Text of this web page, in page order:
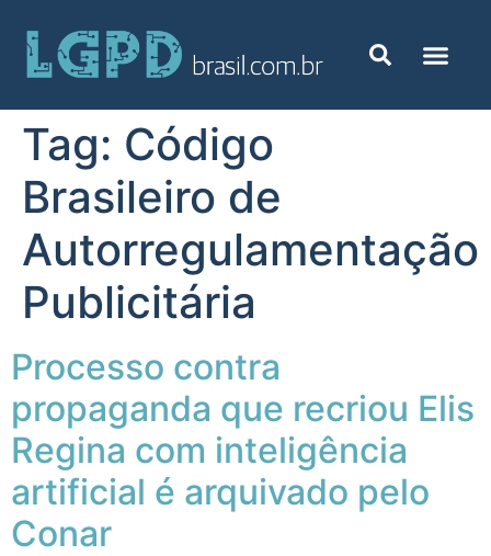
Tag: Código
Brasileiro de
Autorregulamentação
Publicitária
Processo contra
propaganda que recriou Elis
Regina com inteligência
artificial é arquivado pelo
Conar